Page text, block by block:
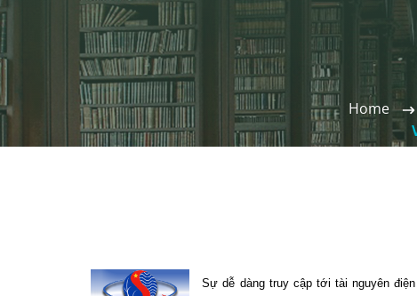
Home
Sự dễ dàng truy cập tới tài nguyên